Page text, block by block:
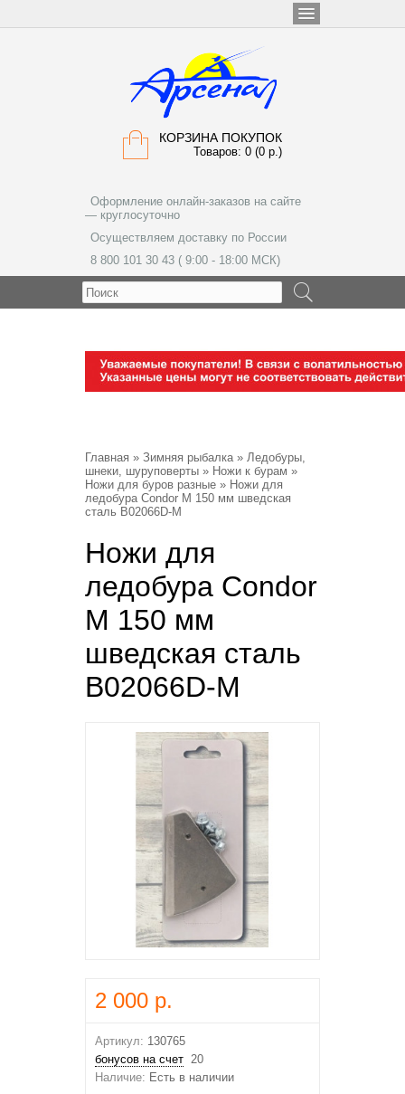
КОРЗИНА ПОКУПОК
Товаров: 0 (0 р.)
Оформление онлайн-заказов на сайте
— круглосуточно
Осуществляем доставку по России
8 800 101 30 43 ( 9:00 - 18:00 МСК)
Главная » Зимняя рыбалка» Ледобуры,
шнеки, шуруповерты » Ножи к бурам »
Ножи для буров разные » Ножи для
ледобура Condor M 150 мм шведская
сталь B02066D-M
Ножи для
ледобура Condor
M 150 мм
шведская сталь
B02066D-M
2 000 р.
Артикул: 130765
бонусов на счет 20
Наличие: Есть в наличии